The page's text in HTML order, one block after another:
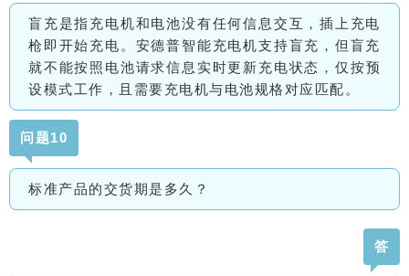
盲充是指充电机和电池没有任何信息交互，插上充电
枪即开始充电。安德普智能充电机支持盲充，但盲充
就不能按照电池请求信息实时更新充电状态， 仅按预
设模式工作，且需要充电机与电池规格对应匹配。
问题10
标准产品的交货期是多久？
答